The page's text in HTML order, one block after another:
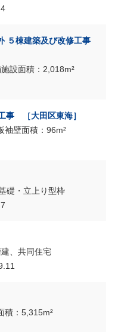
５棟建築及び改修工事
設
2,018m²
事 ［大田区東海］
袖壁
96m²
礎・立上り型枠
、共同住宅
5,315m²